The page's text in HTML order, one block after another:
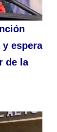
espera
de la